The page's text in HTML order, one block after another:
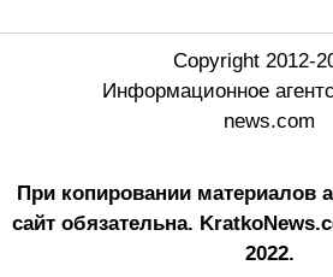
Copyright 2012-
Информационное
news.com
При копировании материалов
сайт обязательна.
2022.